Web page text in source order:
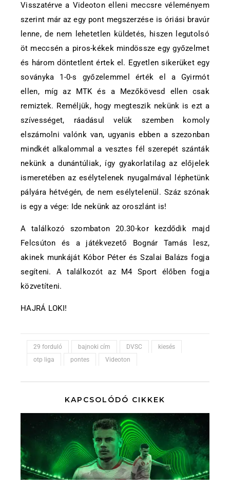
Visszatérve a Videoton elleni meccsre véleményem
szerint már az egy pont megszerzése is óriási bravúr
lenne, de nem lehetetlen küldetés, hiszen legutolsó
öt meccsén a piros-kékek mindössze egy győzelmet
és három döntetlent értek el. Egyetlen sikerüket egy
soványka 1-0-s győzelemmel érték el a Gyirmót
ellen, míg az MTK és a Mezőkövesd ellen csak
remiztek. Reméljük, hogy megteszik nekünk is ezt a
szívességet, ráadásul velük szemben komoly
elszámolni valónk van, ugyanis ebben a szezonban
mindkét alkalommal a vesztes fél szerepét szánták
nekünk a dunántúliak, így gyakorlatilag az előjelek
ismeretében az esélytelenek nyugalmával léphetünk
pályára hétvégén, de nem esélytelenül. Száz szónak
is egy a vége: Ide nekünk az oroszlánt is!
A találkozó szombaton 20.30-kor kezdődik majd
Felcsúton és a játékvezető Bognár Tamás lesz,
akinek munkáját Kóbor Péter és Szalai Balázs fogja
segíteni. A találkozót az M4 Sport élőben fogja
közvetíteni.
HAJRÁ LOKI!
29 forduló bajnoki cím DVSC
kiesés
otp liga
pontes Videoton
KAPCSOLÓDÓ CIKKEK